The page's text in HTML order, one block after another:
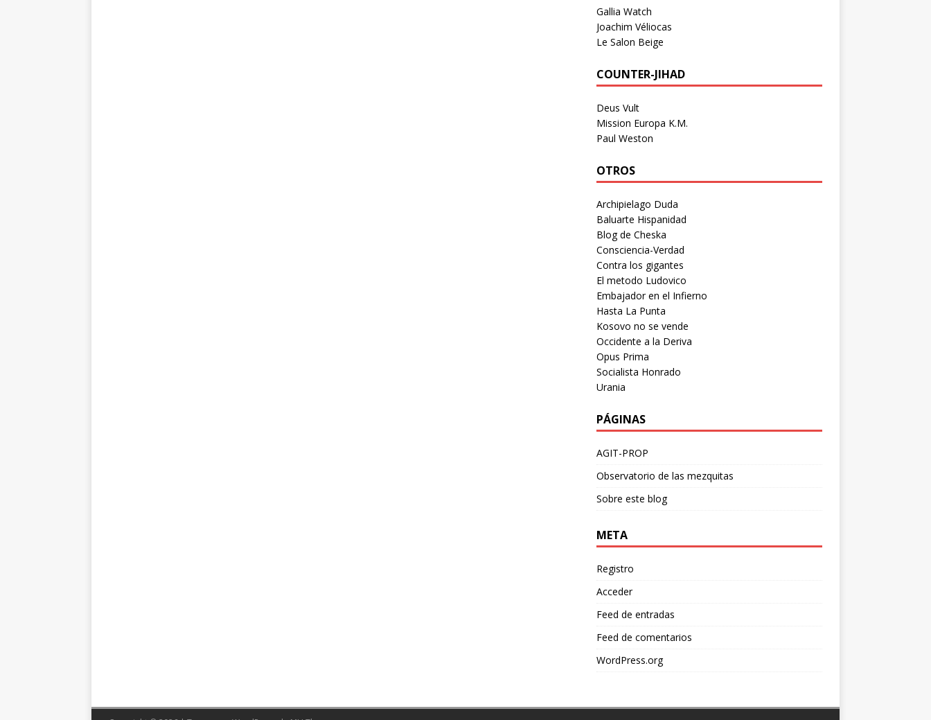
Gallia Watch
Joachim Véliocas
Le Salon Beige
COUNTER-JIHAD
Deus Vult
Mission Europa K.M.
Paul Weston
OTROS
Archipielago Duda
Baluarte Hispanidad
Blog de Cheska
Consciencia-Verdad
Contra los gigantes
El metodo Ludovico
Embajador en el Infierno
Hasta La Punta
Kosovo no se vende
Occidente a la Deriva
Opus Prima
Socialista Honrado
Urania
PÁGINAS
AGIT-PROP
Observatorio de las mezquitas
Sobre este blog
META
Registro
Acceder
Feed de entradas
Feed de comentarios
WordPress.org